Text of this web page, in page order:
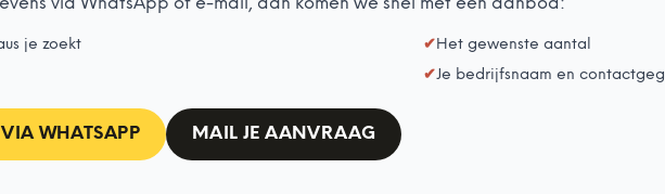
via WhatsApp of e-mail, dan komen we snel met een aanbod:
je zoekt ✔Het gewenste aantal
✔Je bedrijfsnaam en
WHATSAPP MAIL JE AANVRAAG